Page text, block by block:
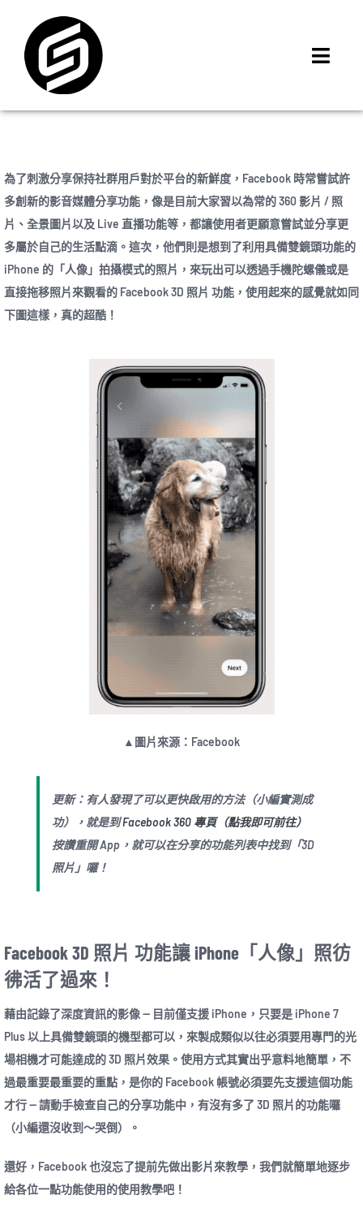
content
iPhone 回收價
線上商城
3C租賃
MSI 舊換新
最新資訊
為了刺激分享保持社群用戶對於平台的新鮮度，Facebook 時常嘗試許
多創新的影音媒體分享功能，像是目前大家習以為常的 360 影片 / 照
片、全景圖片以及 Live 直播功能等，都讓使用者更願意嘗試並分享更
多屬於自己的生活點滴。這次，他們則是想到了利用具備雙鏡頭功能的
iPhone 的「人像」拍攝模式的照片，來玩出可以透過手機陀螺儀或是
直接拖移照片來觀看的 Facebook 3D 照片 功能，使用起來的感覺就如同
下圖這樣，真的超酷！
▲圖片來源：Facebook
更新：有人發現了可以更快啟用的方法（小編實測成
功），就是到Facebook 360 專頁（點我即可前往）
按讚重開 App，就可以在分享的功能列表中找到「3D
照片」囉！
Facebook 3D 照片 功能讓 iPhone「人像」照彷
彿活了過來！
藉由記錄了深度資訊的影像 — 目前僅支援 iPhone，只要是 iPhone 7
Plus 以上具備雙鏡頭的機型都可以，來製成類似以往必須要用專門的光
場相機才可能達成的 3D 照片效果。使用方式其實出乎意料地簡單，不
過最重要最重要的重點，是你的 Facebook 帳號必須要先支援這個功能
才行 — 請動手檢查自己的分享功能中，有沒有多了 3D 照片的功能囉
（小編還沒收到～哭倒）。
還好，Facebook 也沒忘了提前先做出影片來教學，我們就簡單地逐步
給各位一點功能使用的使用教學吧！